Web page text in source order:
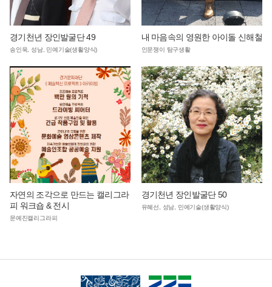
경기천년 장인발굴단 49
송인욱, 성남, 민예기술(생활양식)
내 마음속의 영원한 아이돌 신해철
인문쟁이 탐구생활
자연의 조각으로 만드는 캘리그라
피 워크숍 & 전시
문예진캘리그라피
경기천년 장인발굴단 50
유혜선, 성남, 민예기술(생활양식)